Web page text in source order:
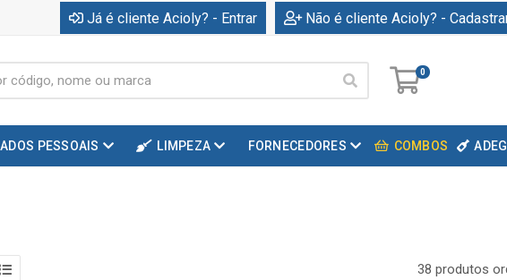
Já é cliente Acioly? - Entrar Não é cliente Acioly? -
0
PESSOAIS LIMPEZA FORNECEDORES COMBOS
38 produtos